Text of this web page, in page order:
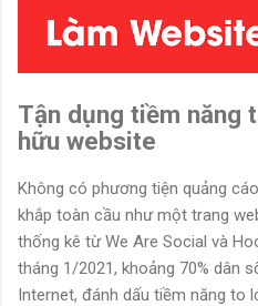
Tận dụng tiềm năng
hữu website
Không có phương tiện quảng
khắp toàn cầu như một trang
thống kê từ We Are Social và
tháng 1/2021, khoảng 70% dân
Internet, đánh dấu tiềm năng to